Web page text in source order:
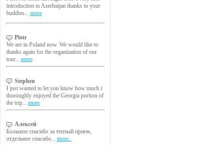
introduction to Azerbaijan thanks to your
buddies... more
Piotr
We are in Poland now. We would like to
thanks again for the organization of our
tour... more
Stephen
I just wanted to let you know how much i
thoroughly enjoyed the Georgia portion of
the trip... more
Алексей
Большое спасибо за теплый прием,
отдельное спасибо... more..